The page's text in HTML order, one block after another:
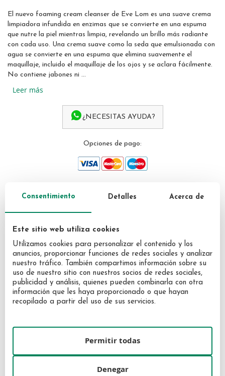
beginning
of
the
images
El nuevo foaming cream cleanser de Eve Lom es una suave crema
limpiadora infundida en enzimas que se convierte en una espuma
que nutre la piel mientras limpia, revelando un brillo más radiante
con cada uso. Una crema suave como la seda que emulsionada con
agua se convierte en una espuma que elimina suavemente el
maquillaje, incluido el maquillaje de los ojos y se aclara fácilmente.
No contiene jabones ni ...
Leer más
¿NECESITAS AYUDA?
Opciones de pago:
PRODUCTOS QUE
Consentimiento Detalles Acerca de
Este sitio web utiliza cookies
Utilizamos cookies para personalizar el contenido y los
anuncios, proporcionar funciones de redes sociales y analizar
nuestro tráfico. También compartimos información sobre su
uso de nuestro sitio con nuestros socios de redes sociales,
publicidad y análisis, quienes pueden combinarla con otra
información que les haya proporcionado o que hayan
recopilado a partir del uso de sus servicios.
Denegar
Permitir todas